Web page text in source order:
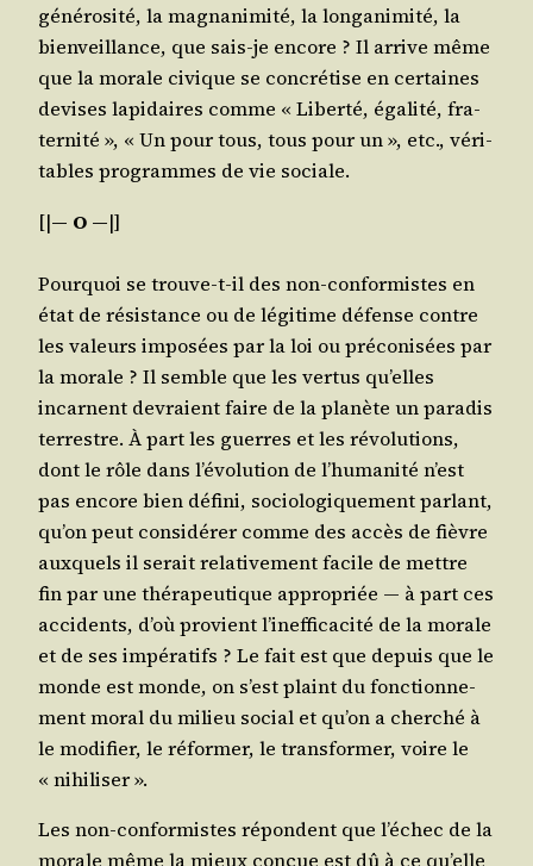
géné­ro­si­té, la magna­ni­mi­té, la lon­ga­ni­mi­té, la
bien­veillance, que sais-je encore ? Il arrive même
que la morale civique se concré­tise en cer­taines
devises lapi­daires comme « Liber­té, éga­li­té, fra­
ter­ni­té », « Un pour tous, tous pour un », etc., véri­
tables pro­grammes de vie sociale.
[|― O ―|]
Pour­quoi se trouve-t-il des non-confor­mistes en
état de résis­tance ou de légi­time défense contre
les valeurs impo­sées par la loi ou pré­co­ni­sées par
la morale ? Il semble que les ver­tus qu’elles
incarnent devraient faire de la pla­nète un para­dis
ter­restre. À part les guerres et les révo­lu­tions,
dont le rôle dans l’é­vo­lu­tion de l’hu­ma­ni­té n’est
pas encore bien défi­ni, socio­lo­gi­que­ment par­lant,
qu’on peut consi­dé­rer comme des accès de fièvre
aux­quels il serait rela­ti­ve­ment facile de mettre
fin par une thé­ra­peu­tique appro­priée ― à part ces
acci­dents, d’où pro­vient l’i­nef­fi­ca­ci­té de la morale
et de ses impé­ra­tifs ? Le fait est que depuis que le
monde est monde, on s’est plaint du fonc­tion­ne­
ment moral du milieu social et qu’on a cher­ché à
le modi­fier, le réfor­mer, le trans­for­mer, voire le
« nihiliser ».
Les non-confor­mistes répondent que l’é­chec de la
morale même la mieux conçue est dû à ce qu’elle